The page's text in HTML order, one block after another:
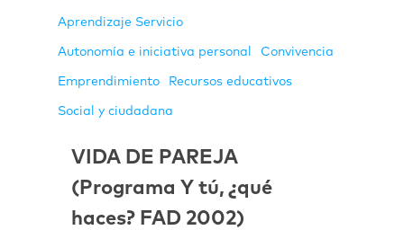
Aprendizaje Servicio
Autonomía e iniciativa personal Convivencia
Emprendimiento Recursos educativos
Social y ciudadana
VIDA DE PAREJA
(Programa Y tú, ¿qué
haces? FAD 2002)